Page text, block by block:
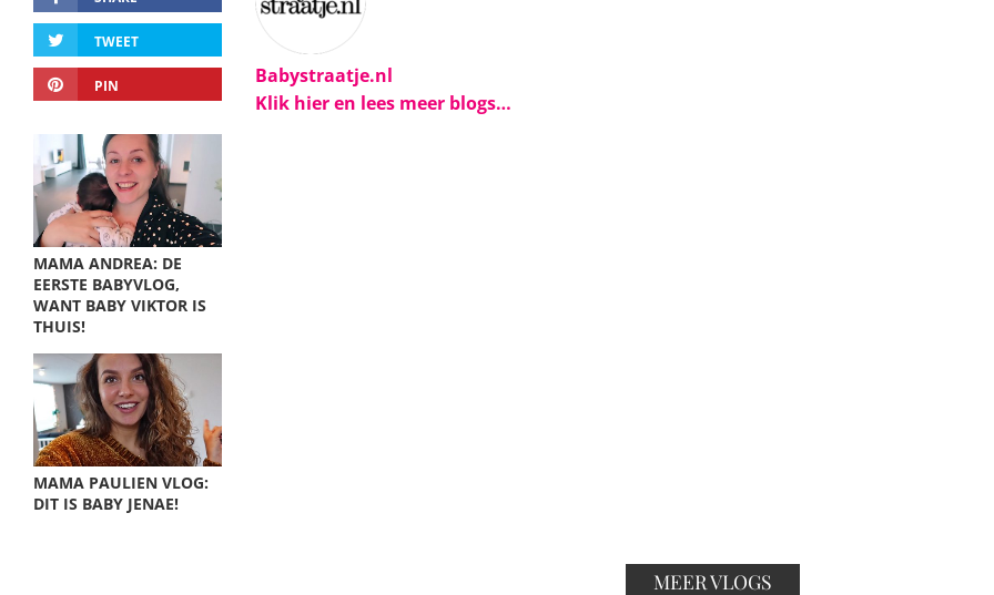
TWEET
PIN
MAMA ANDREA: DE
EERSTE BABYVLOG,
WANT BABY VIKTOR IS
THUIS!
MAMA PAULIEN VLOG:
DIT IS BABY JENAE!
Babystraatje.nl
Klik hier en lees meer blogs…
MEER VLOGS